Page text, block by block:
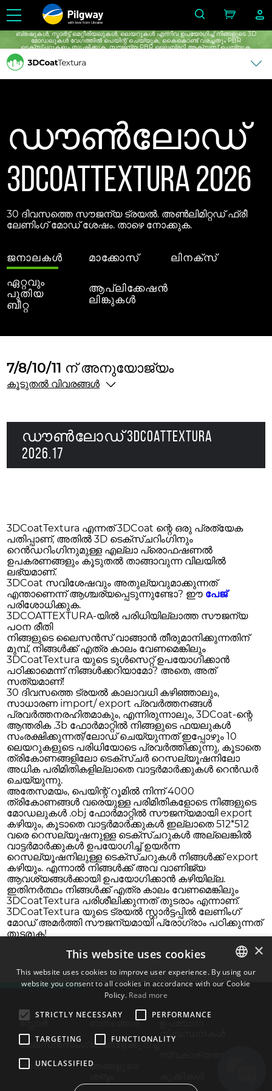
with love from Ukraine
ബ്രഷുകൾ, സ്മാർട്ട് മെറ്റീരിയലുകൾ, ലെയറുകൾ എന്നിവ ഉപയോഗിച്ച് നിങ്ങളുടെ 3D
മോഡലുകൾ വേഗത്തിൽ പെയിന്റ് ചെയ്യുക, കൈകൊണ്ട് വരച്ചതും PBR
ടെക്സ്ചറുകളും സൃഷ്ടിക്കുക, സൗജന്യ PBR ലൈബ്രറി ആക്സസ് ചെയ്യുക,
ഡൗൺലോഡ്
3DCoatTextura 2026
30 ദിവസത്തെ സൗജന്യ ട്രയൽ. അൺലിമിറ്റഡ് ഫ്രീ
ലേണിംഗ് മോഡ് ശേഷം. താഴെ നോക്കുക.
ജനാലകൾ മാക്കോസ് ലിനക്സ്
ഏറ്റവും
പുതിയ
ബീറ്റ
ആപ്ലിക്കേഷൻ
ലിങ്കുകൾ
7/8/10/11 ന് അനുയോജ്യം
കൂടുതൽ വിവരങ്ങൾ
ഡൗൺലോഡ് 3DCoatTextura
2026.17
3DCoatTextura എന്നത് 3DCoat ന്റെ ഒരു പ്രത്യേക
പതിപ്പാണ്, അതിൽ 3D ടെക്സ്ചറിംഗിനും
റെൻഡറിംഗിനുമുള്ള എല്ലാ പ്രൊഫഷണൽ
ഉപകരണങ്ങളും കൂടുതൽ താങ്ങാവുന്ന വിലയിൽ
ലഭ്യമാണ്.
3DCoat സവിശേഷവും അതുല്യവുമാക്കുന്നത്
എന്താണെന്ന് ആശ്ചര്യപ്പെടുന്നുണ്ടോ? ഈ പേജ്
പരിശോധിക്കുക.
3DCOATTEXTURA-യിൽ പരിധിയില്ലാത്ത സൗജന്യ
പഠന രീതി
നിങ്ങളുടെ ലൈസൻസ് വാങ്ങാൻ തീരുമാനിക്കുന്നതിന്
മുമ്പ്, നിങ്ങൾക്ക് എത്ര കാലം വേണമെങ്കിലും
3DCoatTextura യുടെ ടൂൾസെറ്റ് ഉപയോഗിക്കാൻ
പഠിക്കാമെന്ന് നിങ്ങൾക്കറിയാമോ? അതെ, അത്
സത്യമാണ്!
30 ദിവസത്തെ ട്രയൽ കാലാവധി കഴിഞ്ഞാലും,
സാധാരണ import/ export പ്രവർത്തനങ്ങൾ
പ്രവർത്തനരഹിതമാകും, എന്നിരുന്നാലും, 3DCoat-ന്റെ
ആന്തരിക .3b ഫോർമാറ്റിൽ നിങ്ങളുടെ ഫയലുകൾ
സംരക്ഷിക്കുന്നത്/ലോഡ് ചെയ്യുന്നത് ഇപ്പോഴും 10
ലെയറുകളുടെ പരിധിയോടെ പ്രവർത്തിക്കുന്നു, കൂടാതെ
ത്രികോണങ്ങളിലോ ടെക്സ്ചർ റെസല്യൂഷനിലോ
അധിക പരിമിതികളില്ലാതെ വാട്ടർമാർക്കുകൾ റെൻഡർ
ചെയ്യുന്നു.
അതേസമയം, പെയിന്റ് റൂമിൽ നിന്ന് 4000
ത്രികോണങ്ങൾ വരെയുള്ള പരിമിതികളോടെ നിങ്ങളുടെ
മോഡലുകൾ .obj ഫോർമാറ്റിൽ സൗജന്യമായി export
കഴിയും, കൂടാതെ വാട്ടർമാർക്കുകൾ ഇല്ലാതെ 512*512
വരെ റെസല്യൂഷനുള്ള ടെക്സ്ചറുകൾ അല്ലെങ്കിൽ
വാട്ടർമാർക്കുകൾ ഉപയോഗിച്ച് ഉയർന്ന
റെസല്യൂഷനിലുള്ള ടെക്സ്ചറുകൾ നിങ്ങൾക്ക് export
കഴിയും. എന്നാൽ നിങ്ങൾക്ക് അവ വാണിജ്യ
ആവശ്യങ്ങൾക്കായി ഉപയോഗിക്കാൻ കഴിയില്ല.
ഇതിനർത്ഥം നിങ്ങൾക്ക് എത്ര കാലം വേണമെങ്കിലും
3DCoatTextura പരിശീലിക്കുന്നത് തുടരാം എന്നാണ്.
3DCoatTextura യുടെ ട്രയൽ സ്റ്റാർട്ടപ്പിൽ ലേണിംഗ്
മോഡ് അമർത്തി സൗജന്യമായി പ്രോഗ്രാം പഠിക്കുന്നത്
തുടരുക!
സ്റ്റോർ
ലൈസൻസിംഗ്
ഗാലറി
ബന്ധങ്ങൾ
ഞങ്ങളേക്കുറിച്ച്
ഞങ്ങളുടെ
ENGLISH
×
This website uses cookies
This website uses cookies to improve user experience. By using our
website you consent to all cookies in accordance with our Cookie
Policy. Read more
STRICTLY NECESSARY
PERFORMANCE
TARGETING FUNCTIONALITY
UNCLASSIFIED